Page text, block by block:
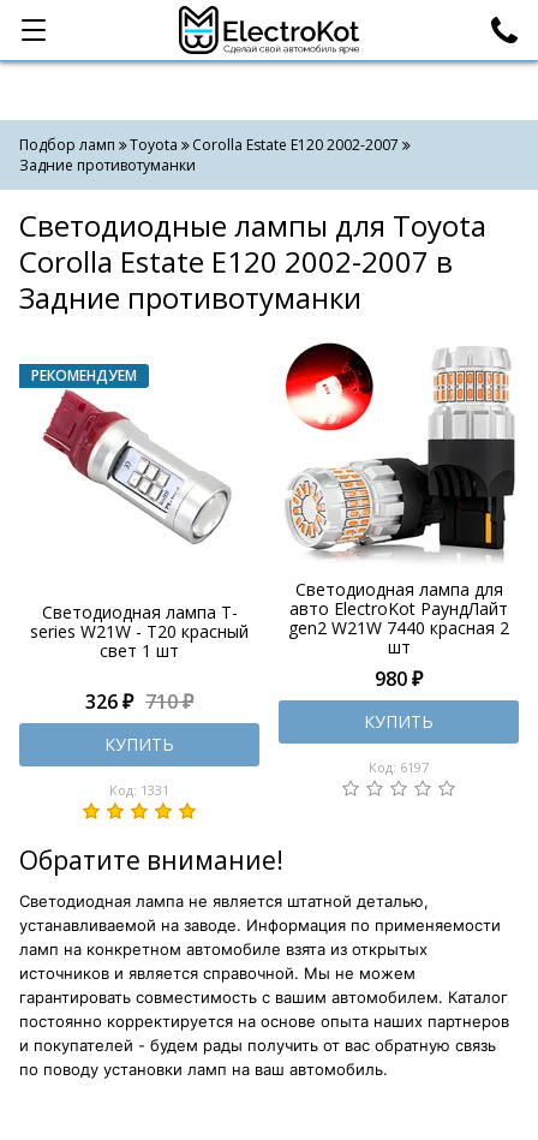
Категории Поиск
Подбор ламп Toyota
Corolla Estate E120 2002-2007
Задние противотуманки
Светодиодные лампы для Toyota
Corolla Estate E120 2002-2007 в
Задние противотуманки
Светодиодная лампа T-
series W21W - T20 красный
свет 1 шт
326 ₽ 710 ₽
КУПИТЬ
Код: 1331
Светодиодная лампа для
авто ElectroKot РаундЛайт
gen2 W21W 7440 красная 2
шт
980 ₽
КУПИТЬ
Код: 6197
Обратите внимание!
Светодиодная лампа не является штатной деталью,
устанавливаемой на заводе. Информация по применяемости
ламп на конкретном автомобиле взята из открытых
источников и является справочной. Мы не можем
гарантировать совместимость с вашим автомобилем. Каталог
постоянно корректируется на основе опыта наших партнеров
и покупателей - будем рады получить от вас обратную связь
по поводу установки ламп на ваш автомобиль.